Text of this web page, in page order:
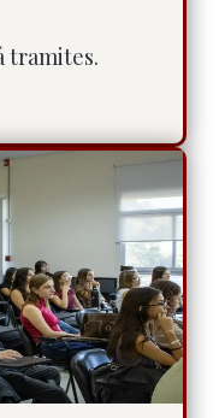
tramites.